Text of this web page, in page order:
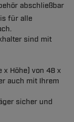
abschließbar
für alle
sind mit
x Höhe) von 48 x
auch mit Ihrem
sicher und